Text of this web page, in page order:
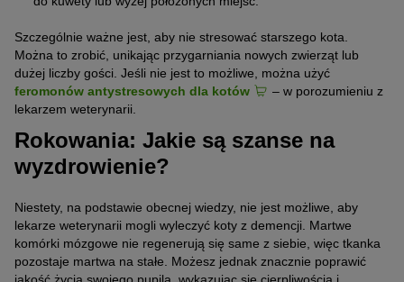
Szczególnie ważne jest, aby nie stresować starszego kota.
Można to zrobić, unikając przygarniania nowych zwierząt lub
dużej liczby gości. Jeśli nie jest to możliwe, można użyć
feromonów antystresowych dla kotów
– w porozumieniu z
lekarzem weterynarii.
Rokowania: Jakie są szanse na
wyzdrowienie?
Niestety, na podstawie obecnej wiedzy, nie jest możliwe, aby
lekarze weterynarii mogli wyleczyć koty z demencji. Martwe
komórki mózgowe nie regenerują się same z siebie, więc tkanka
pozostaje martwa na stałe. Możesz jednak znacznie poprawić